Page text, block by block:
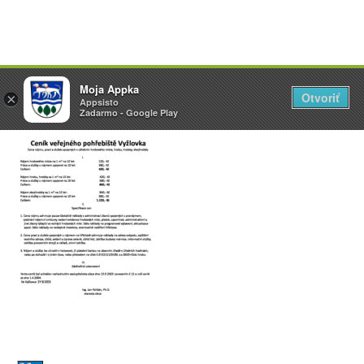
Přeskočit
na
obsah
×
Vyžlovka
AppSisto
- In Google Play
Otevřít
×
Moja Appka
Appsisto
Zadarmo - Google Play
Otvoriť